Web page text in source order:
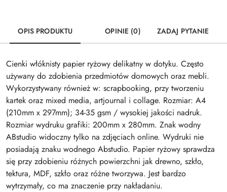
OPIS PRODUKTU OPINIE (0) ZADAJ PYTANIE
Cienki włóknisty papier ryżowy delikatny w dotyku. Często
używany do zdobienia przedmiotów domowych oraz mebli.
Wykorzystywany również w: scrapbooking, przy tworzeniu
kartek oraz mixed media, artjournal i collage. Rozmiar: A4
(210mm x 297mm); 34-35 gsm / wysokiej jakości nadruk.
Rozmiar wydruku grafiki: 200mm x 280mm. Znak wodny
ABstudio widoczny tylko na zdjęciach online. Wydruki nie
posiadają znaku wodnego Abstudio. Papier ryżowy sprawdza
się przy zdobieniu różnych powierzchni jak drewno, szkło,
tektura, MDF, szkło oraz różne tworzywa. Jest bardzo
wytrzymały, co ma znaczenie przy nakładaniu.